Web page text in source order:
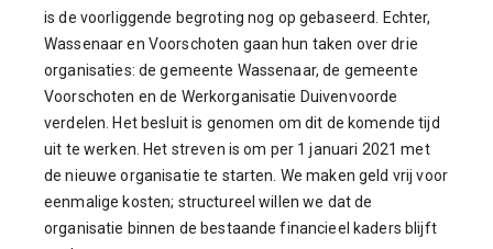
is de voorliggende begroting nog op gebaseerd. Echter,
Wassenaar en Voorschoten gaan hun taken over drie
organisaties: de gemeente Wassenaar, de gemeente
Voorschoten en de Werkorganisatie Duivenvoorde
verdelen. Het besluit is genomen om dit de komende tijd
uit te werken. Het streven is om per 1 januari 2021 met
de nieuwe organisatie te starten. We maken geld vrij voor
eenmalige kosten; structureel willen we dat de
organisatie binnen de bestaande financieel kaders blijft